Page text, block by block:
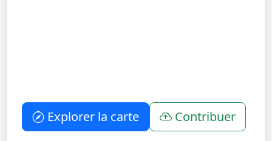
Explorer la carte Contribuer